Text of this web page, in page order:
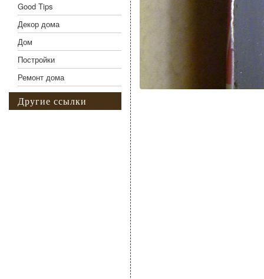
Good Tips
Декор дома
Дом
Постройки
Ремонт дома
Другие ссылки